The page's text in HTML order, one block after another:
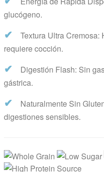
glucógeno.
✔
Textura Ultra
requiere cocción.
✔
Digestión Flash: Sin
gástrica.
✔
Naturalmente Sin
digestiones sensibles.